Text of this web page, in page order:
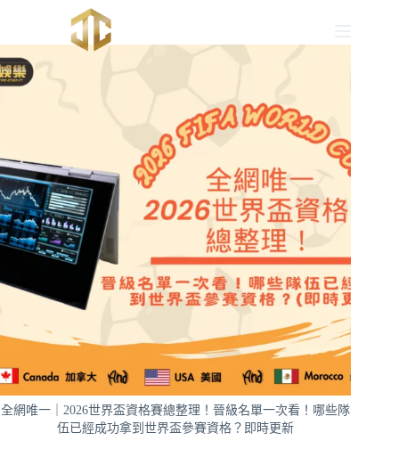
主
要
全網唯一｜2026世界盃資格賽總整理！晉級名單一次看！哪些隊
伍已經成功拿到世界盃參賽資格？即時更新